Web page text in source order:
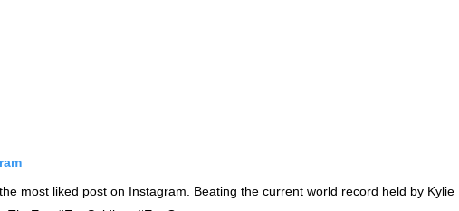
most liked post on Instagram. Beating the current world record held by Kylie